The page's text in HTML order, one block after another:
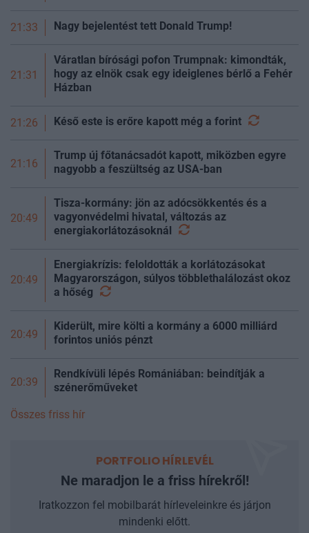
21:33 Nagy bejelentést tett Donald Trump!
21:31
Váratlan bírósági pofon Trumpnak: kimondták,
hogy az elnök csak egy ideiglenes bérlő a Fehér
Házban
21:26 Késő este is erőre kapott még a forint
21:16
Trump új főtanácsadót kapott, miközben egyre
nagyobb a feszültség az USA-ban
20:49
Tisza-kormány: jön az adócsökkentés és a
vagyonvédelmi hivatal, változás az
energiakorlátozásoknál
20:49
Energiakrízis: feloldották a korlátozásokat
Magyarországon, súlyos többlethalálozást okoz
a hőség
20:49
Kiderült, mire költi a kormány a 6000 milliárd
forintos uniós pénzt
20:39
Rendkívüli lépés Romániában: beindítják a
szénerőműveket
Összes friss hír
PORTFOLIO HÍRLEVÉL
Ne maradjon le a friss hírekről!
Iratkozzon fel mobilbarát hírleveleinkre és járjon
mindenki előtt.